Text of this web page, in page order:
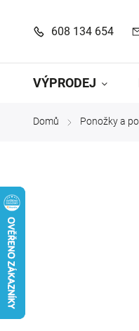
608 134 654
VÝPRODEJ
Domů / Ponožky a